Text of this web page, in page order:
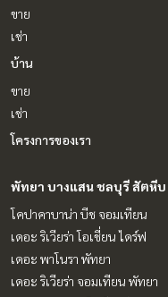
ขาย
เช่า
บ้าน
ขาย
เช่า
โครงการของเรา
พัทยา บางแสน ชลบุรี สัตหีบ
โคปาคาบาน่า บีช จอมเทียน
เดอะ ริเวียร่า โอเชี่ยน ไดร์ฟ
เดอะ พาโนรา พัทยา
เดอะ ริเวียร่า จอมเทียน พัทยา